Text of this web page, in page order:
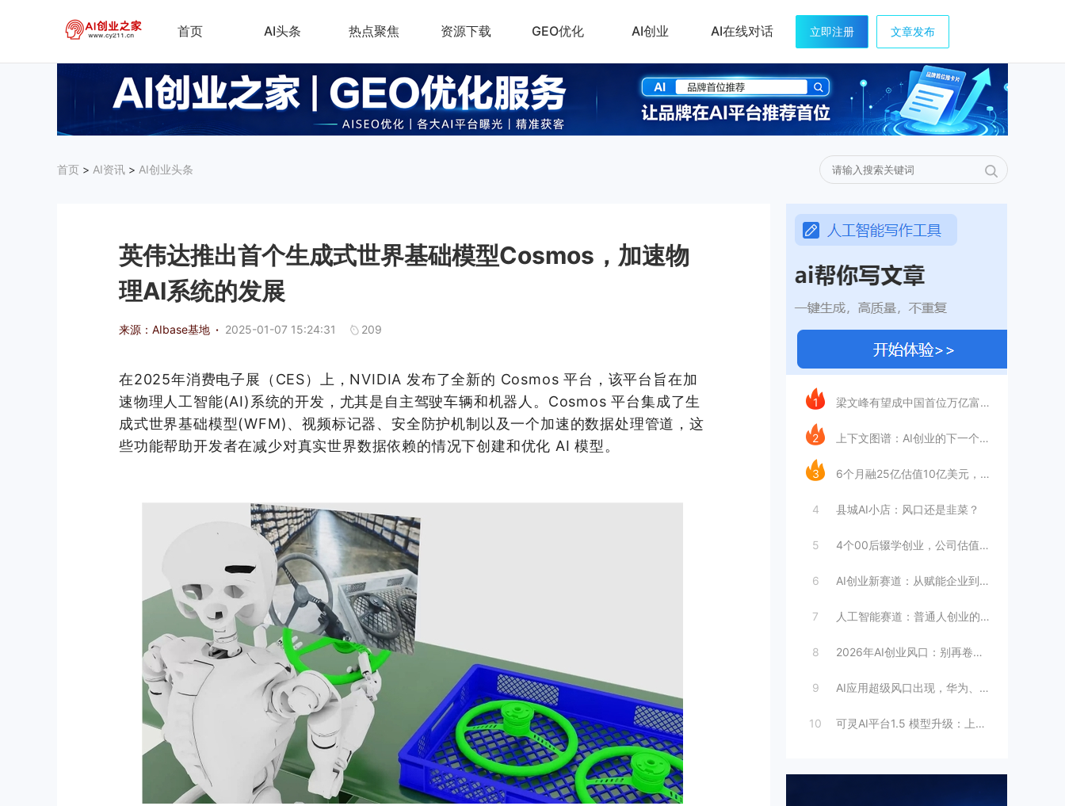
首页 AI头条 热点聚焦 资源下载 GEO优化 AI创业 AI在线对话 立即注册 文章发布
首页 > AI资讯 > AI创业头条
今日推荐
1 梁文峰有望成中国首位万亿富豪？AI理工男
2 上下文图谱：AI创业的下一个万亿赛道
3 6个月融25亿估值10亿美元，王长虎增长
4 县城AI小店：风口还是韭菜？
5 4个00后辍学创业，公司估值4099亿
6 AI创业新赛道：从赋能企业到赋能个人
7 人工智能赛道：普通人创业的合适选择
8 2026年AI创业风口：别再卷大模型
9 AI应用超级风口出现，华为、英伟达都入局
10 可灵AI平台1.5 模型升级：上线人脸模
英伟达推出首个生成式世界基础模型Cosmos，加速物
理AI系统的发展
来源：AIbase基地 · 2025-01-07 15:24:31 209
在2025年消费电子展（CES）上，NVIDIA 发布了全新的 Cosmos 平台，该平台旨在加
速物理人工智能(AI)系统的开发，尤其是自主驾驶车辆和机器人。Cosmos 平台集成了生
成式世界基础模型(WFM)、视频标记器、安全防护机制以及一个加速的数据处理管道，这
些功能帮助开发者在减少对真实世界数据依赖的情况下创建和优化 AI 模型。